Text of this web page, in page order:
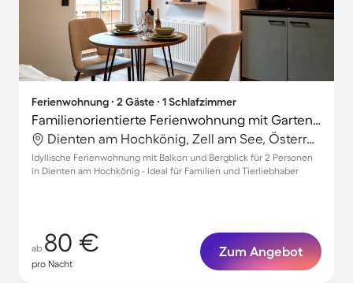
Ferienwohnung ∙ 2 Gäste ∙ 1 Schlafzimmer
Familienorientierte Ferienwohnung mit Garten | Wasserblick | Ideal für Homeoffice | Haustiere sind willkommen
Dienten am Hochkönig, Zell am See, Österreich
Idyllische Ferienwohnung mit Balkon und Bergblick für 2 Personen
in Dienten am Hochkönig - Ideal für Familien und Tierliebhaber
ab 80 €
pro Nacht
Zum Angebot